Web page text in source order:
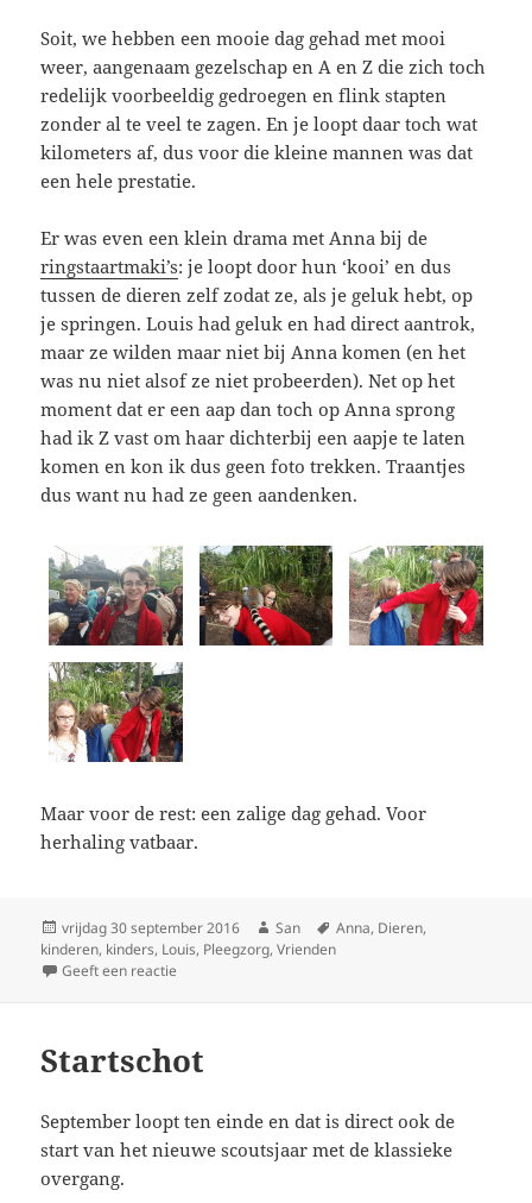
Soit, we hebben een mooie dag gehad met mooi
weer, aangenaam gezelschap en A en Z die zich toch
redelijk voorbeeldig gedroegen en flink stapten
zonder al te veel te zagen. En je loopt daar toch wat
kilometers af, dus voor die kleine mannen was dat
een hele prestatie.
Er was even een klein drama met Anna bij de
ringstaartmaki’s: je loopt door hun ‘kooi’ en dus
tussen de dieren zelf zodat ze, als je geluk hebt, op
je springen. Louis had geluk en had direct aantrok,
maar ze wilden maar niet bij Anna komen (en het
was nu niet alsof ze niet probeerden). Net op het
moment dat er een aap dan toch op Anna sprong
had ik Z vast om haar dichterbij een aapje te laten
komen en kon ik dus geen foto trekken. Traantjes
dus want nu had ze geen aandenken.
Maar voor de rest: een zalige dag gehad. Voor
herhaling vatbaar.
Geplaatst
op
vrijdag 30 september 2016 Auteur
San Tags
Anna, Dieren,
kinderen, kinders, Louis, Pleegzorg,Vrienden
Geeft een reactie
Startschot
September loopt ten einde en dat is direct ook de
start van het nieuwe scoutsjaar met de klassieke
overgang.